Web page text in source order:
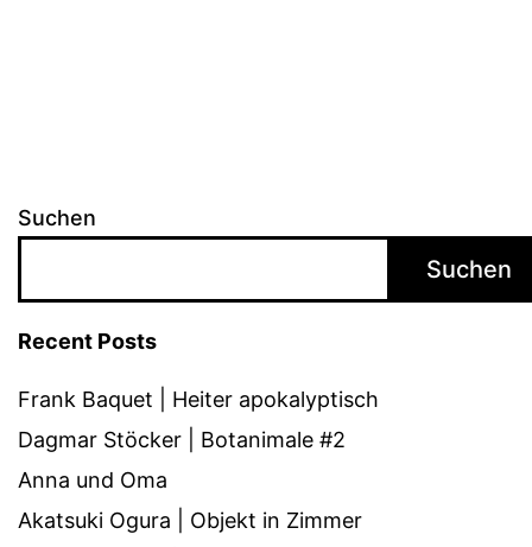
Suchen
Suchen
Recent Posts
Frank Baquet | Heiter apokalyptisch
Dagmar Stöcker | Botanimale #2
Anna und Oma
Akatsuki Ogura | Objekt in Zimmer